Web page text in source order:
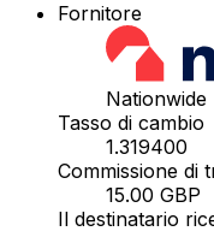
Fornitore
Nationwide
Tasso di cambio
1.319400
Commissione di
15.00 GBP
Il destinatario